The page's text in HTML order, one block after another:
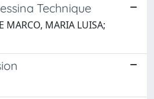
Technique
MARIA LUISA;